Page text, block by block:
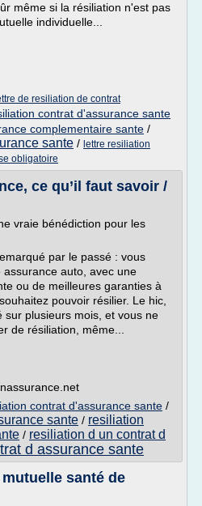
même si la résiliation n'est pas
individuelle...
de resiliation de contrat
contrat d'assurance sante
complementaire sante /
sante / lettre resiliation
obligatoire
ce qu’il faut savoir /
vraie bénédiction pour les
par le passé : vous
auto, avec une
ou de meilleures garanties à
pouvoir résilier. Le hic,
sur plusieurs mois, et vous ne
de résiliation, même...
contrat d'assurance sante /
sante / resiliation
/ resiliation d un contrat d
d assurance sante
santé de